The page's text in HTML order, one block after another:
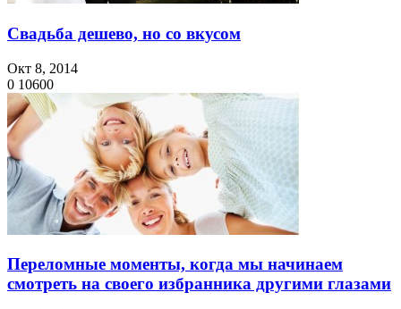
Свадьба дешево, но со вкусом
Окт 8, 2014
0 10600
Переломные моменты, когда мы начинаем
смотреть на своего избранника другими глазами